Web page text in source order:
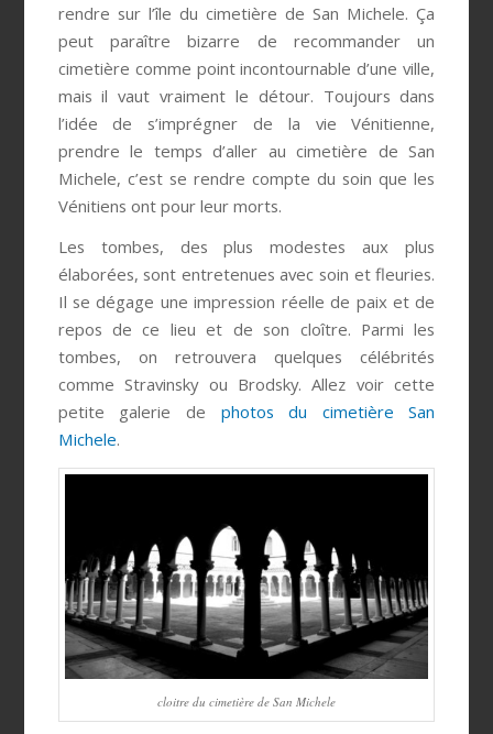
rendre sur l’île du cimetière de San Michele. Ça
peut paraître bizarre de recommander un
cimetière comme point incontournable d’une ville,
mais il vaut vraiment le détour. Toujours dans
l’idée de s’imprégner de la vie Vénitienne,
prendre le temps d’aller au cimetière de San
Michele, c’est se rendre compte du soin que les
Vénitiens ont pour leur morts.
Les tombes, des plus modestes aux plus
élaborées, sont entretenues avec soin et fleuries.
Il se dégage une impression réelle de paix et de
repos de ce lieu et de son cloître. Parmi les
tombes, on retrouvera quelques célébrités
comme Stravinsky ou Brodsky. Allez voir cette
petite galerie de photos du cimetière San
Michele.
cloitre du cimetière de San Michele